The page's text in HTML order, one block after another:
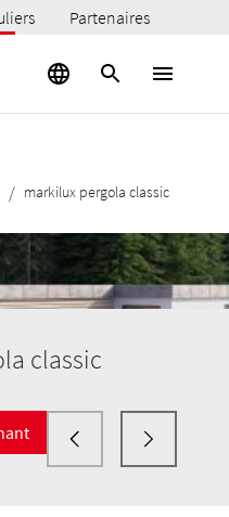
Partenaires
/ markilux pergola classic
classic